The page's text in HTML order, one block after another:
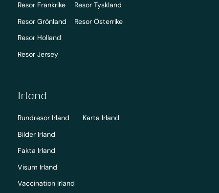
Resor Frankrike
Resor Grönland
Resor Holland
Resor Jersey
Resor Tyskland
Resor Österrike
Irland
Rundresor Irland
Bilder Irland
Fakta Irland
Visum Irland
Vaccination Irland
Karta Irland